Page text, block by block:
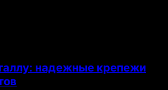
надежные крепежи